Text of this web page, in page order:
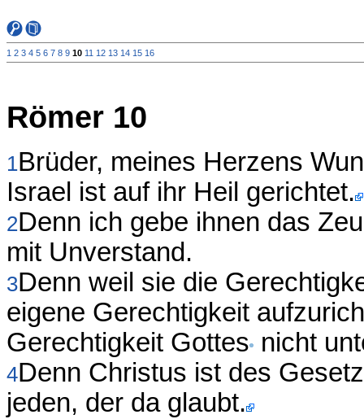
1 2 3 4 5 6 7 8 9 10 11 12 13 14 15 16
Römer 10
1Brüder, meines Herzens
Israel ist auf ihr Heil gerichtet.
2Denn ich gebe ihnen das
mit Unverstand.
3Denn weil sie die
eigene Gerechtigkeit
Gerechtigkeit Gottes nicht
4Denn Christus ist des
jeden, der da glaubt.